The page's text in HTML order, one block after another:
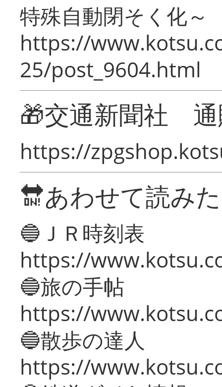
特殊自動閉そく化～
https://
25/post_9604.html
🎁交通新聞社
https://
🔛あわせて読み
🔵ＪＲ時刻表
https://
🔵旅の手帖
https://
🔵散歩の達人
https://